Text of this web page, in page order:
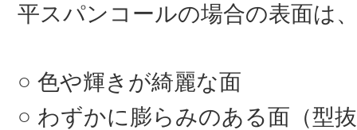
平スパンコールの場合の表面は
色や輝きが綺麗な面
わずかに膨らみのある面（型